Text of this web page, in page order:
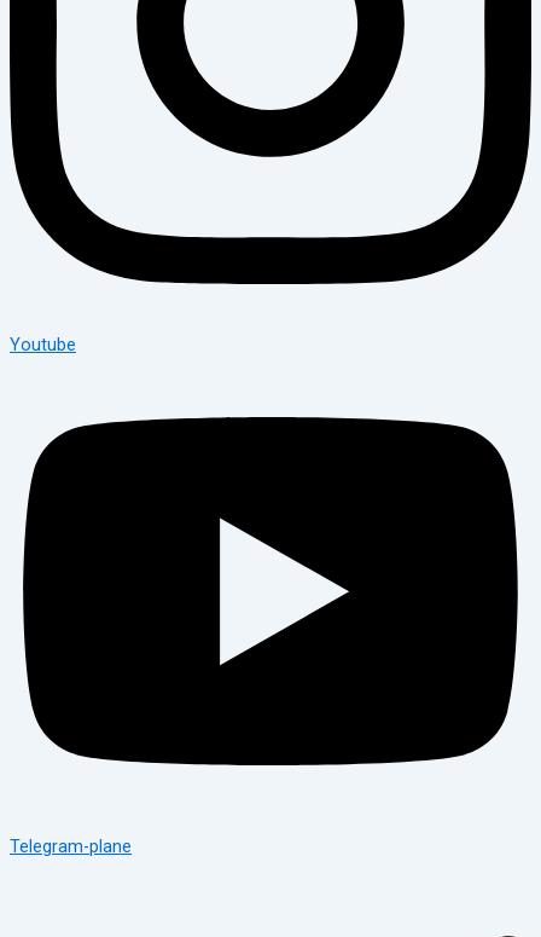
Youtube
Telegram-plane